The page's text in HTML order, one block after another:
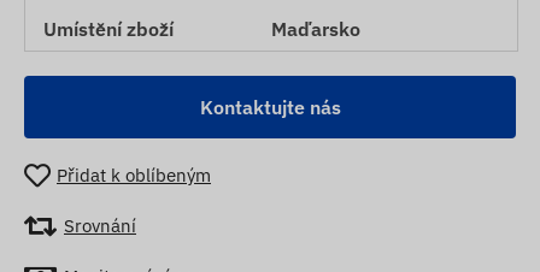
Umístění zboží
Maďarsko
Kontaktujte nás
Přidat k oblíbeným
Srovnání